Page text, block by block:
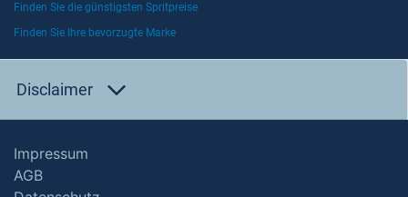
Finden Sie die günstigsten Spritpreise
Finden Sie Ihre bevorzugte Marke
Disclaimer
Impressum
AGB